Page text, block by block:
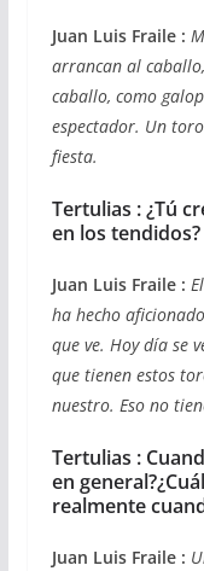
Juan Luis Fraile :
arrancan al
caballo, como
espectador. Un
fiesta.
Tertulias : ¿Tú
en los tendidos?
Juan Luis Fraile :
ha hecho
que ve. Hoy día se
que tienen estos
nuestro. Eso no
Tertulias :
en
realmente
Juan Luis Fraile :